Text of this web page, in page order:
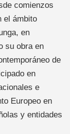
comienzos
el ámbito
en
su obra en
de
en
e
Europeo en
y entidades